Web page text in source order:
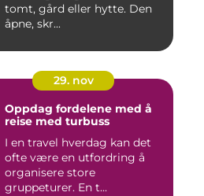
tomt, gård eller hytte. Den
åpne, skr...
29. nov
Oppdag fordelene med å
reise med turbuss
I en travel hverdag kan det
ofte være en utfordring å
organisere store
gruppeturer. En t...